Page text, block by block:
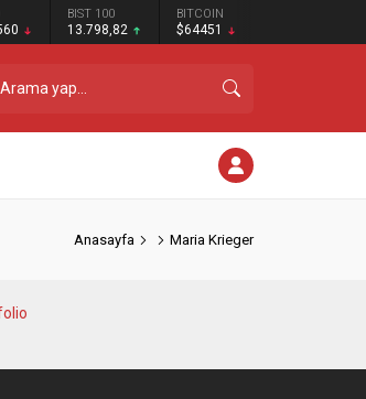
BIST 100
13.798,82
BITCOIN
$64451
Anasayfa Maria Krieger